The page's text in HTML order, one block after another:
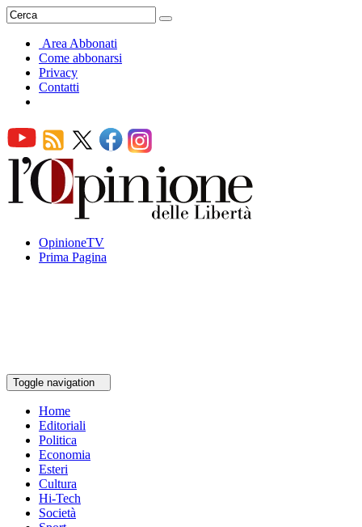
Area Abbonati
Come abbonarsi
Privacy
Contatti
OpinioneTV
Prima Pagina
Toggle navigation
Home
Editoriali
Politica
Economia
Esteri
Cultura
Hi-Tech
Società